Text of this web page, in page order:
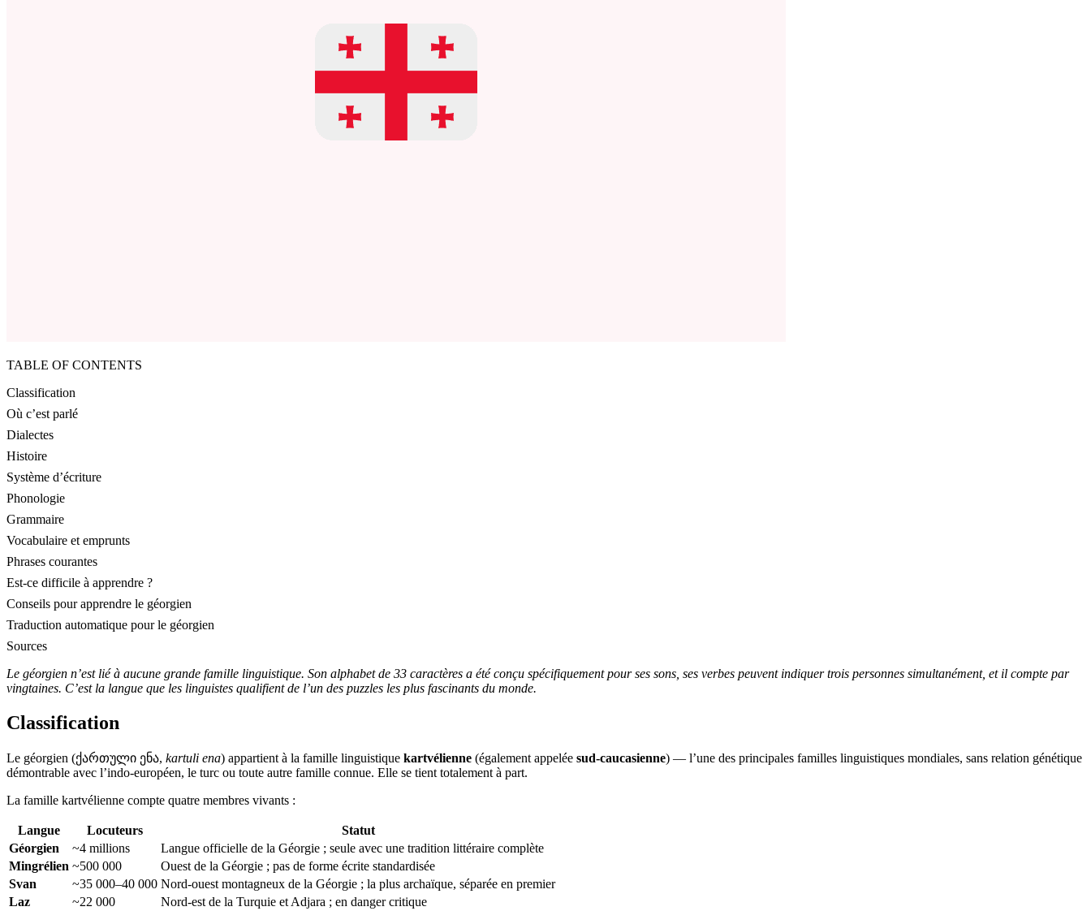
TABLE OF CONTENTS
Classification
Où c’est parlé
Dialectes
Histoire
Système d’écriture
Phonologie
Grammaire
Vocabulaire et emprunts
Phrases courantes
Est-ce difficile à apprendre ?
Conseils pour apprendre le géorgien
Traduction automatique pour le géorgien
Sources
Le géorgien n’est lié à aucune grande famille linguistique. Son alphabet de 33 caractères a été conçu spécifiquement pour ses sons, ses verbes peuvent indiquer trois personnes simultanément, et il compte par
vingtaines. C’est la langue que les linguistes qualifient de l’un des puzzles les plus fascinants du monde.
Classification
Le géorgien (ქართული ენა, kartuli ena) appartient à la famille linguistique kartvélienne (également appelée sud-caucasienne) — l’une des principales familles linguistiques mondiales, sans relation génétique
démontrable avec l’indo-européen, le turc ou toute autre famille connue. Elle se tient totalement à part.
La famille kartvélienne compte quatre membres vivants :
Langue Locuteurs
Statut
Géorgien
~4 millions
Langue officielle de la Géorgie ; seule avec une tradition littéraire complète
Mingrélien ~500 000
Ouest de la Géorgie ; pas de forme écrite standardisée
Svan
~35 000–40 000 Nord-ouest montagneux de la Géorgie ; la plus archaïque, séparée en premier
Laz
~22 000 Nord-est de la Turquie et Adjara ; en danger critique